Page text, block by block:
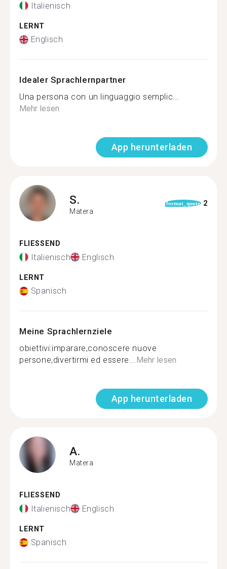
Italienisch
LERNT
Englisch
Idealer Sprachlernpartner
Una persona con un linguaggio semplic...
Mehr lesen
App herunterladen
S.
Matera
format_quote 2
FLIESSEND
Italienisch Englisch
LERNT
Spanisch
Meine Sprachlernziele
obiettivi:imparare,conoscere nuove
persone,divertirmi ed essere...Mehr lesen
App herunterladen
A.
Matera
FLIESSEND
Italienisch Englisch
LERNT
Spanisch